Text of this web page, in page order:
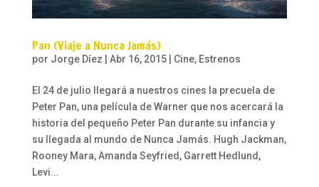
Pan (Viaje a Nunca Jamás)
por Jorge Díez | Abr 16, 2015| Cine, Estrenos
El 24 de julio llegará a nuestros cines la precuela de
Peter Pan, una película de Warner que nos acercará la
historia del pequeño Peter Pan durante su infancia y
su llegada al mundo de Nunca Jamás. Hugh Jackman,
Rooney Mara, Amanda Seyfried, Garrett Hedlund,
Levi...